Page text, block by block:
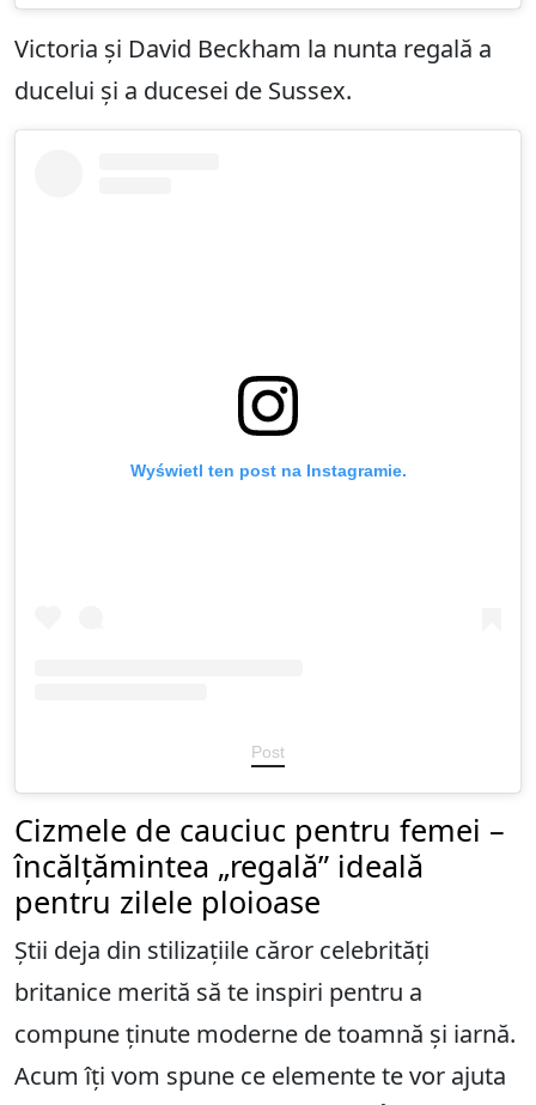
Victoria și David Beckham la nunta regală a
ducelui și a ducesei de Sussex.
Wyświetl ten post na Instagramie.
Post
Cizmele de cauciuc pentru femei –
încălțămintea „regală” ideală
pentru zilele ploioase
Știi deja din stilizațiile căror celebrități
britanice merită să te inspiri pentru a
compune ținute moderne de toamnă și iarnă.
Acum îți vom spune ce elemente te vor ajuta